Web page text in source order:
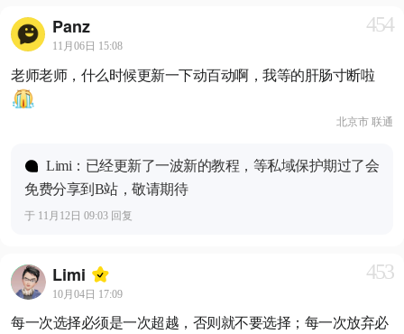
Panz
11月06日 15:08
454
老师老师，什么时候更新一下动百动啊，我等的肝肠寸断啦
北京市 联通
Limi：已经更新了一波新的教程，等私域保护期过了会
免费分享到B站，敬请期待
于 11月12日 09:03 回复
Limi
10月04日 17:09
453
每一次选择必须是一次超越，否则就不要选择；每一次放弃必